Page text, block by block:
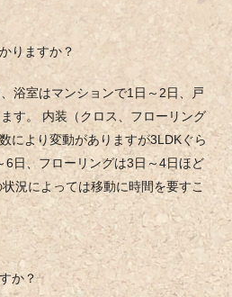
りますか？
浴室はマンションで1日～2日、戸
す。 内装（クロス、フローリング
により変動がありますが3LDKぐら
6日、フローリングは3日～4日ほど
況によっては移動に時間を要すこ
か？